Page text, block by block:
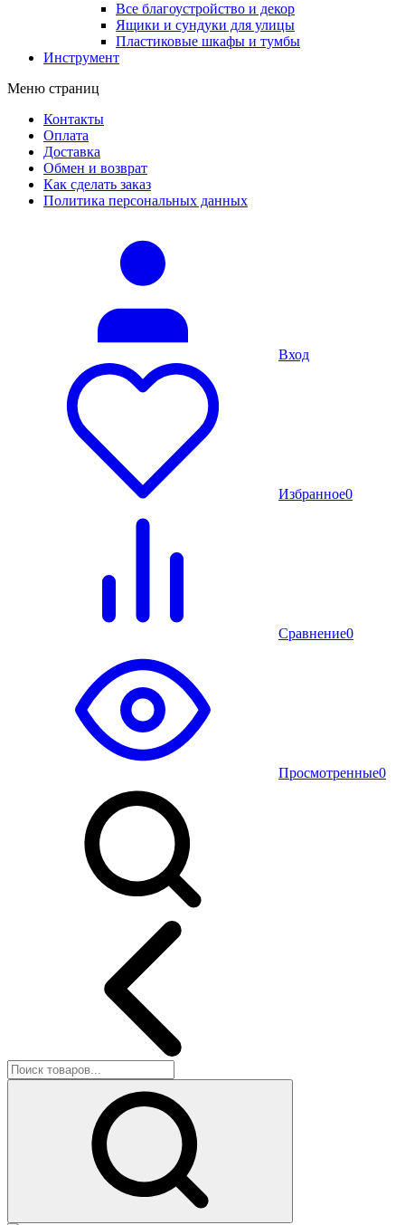
Все благоустройство и декор
Ящики и сундуки для улицы
Пластиковые шкафы и тумбы
Инструмент
Меню страниц
Контакты
Оплата
Доставка
Обмен и возврат
Как сделать заказ
Политика персональных данных
Вход
Избранное0
Сравнение0
Просмотренные0